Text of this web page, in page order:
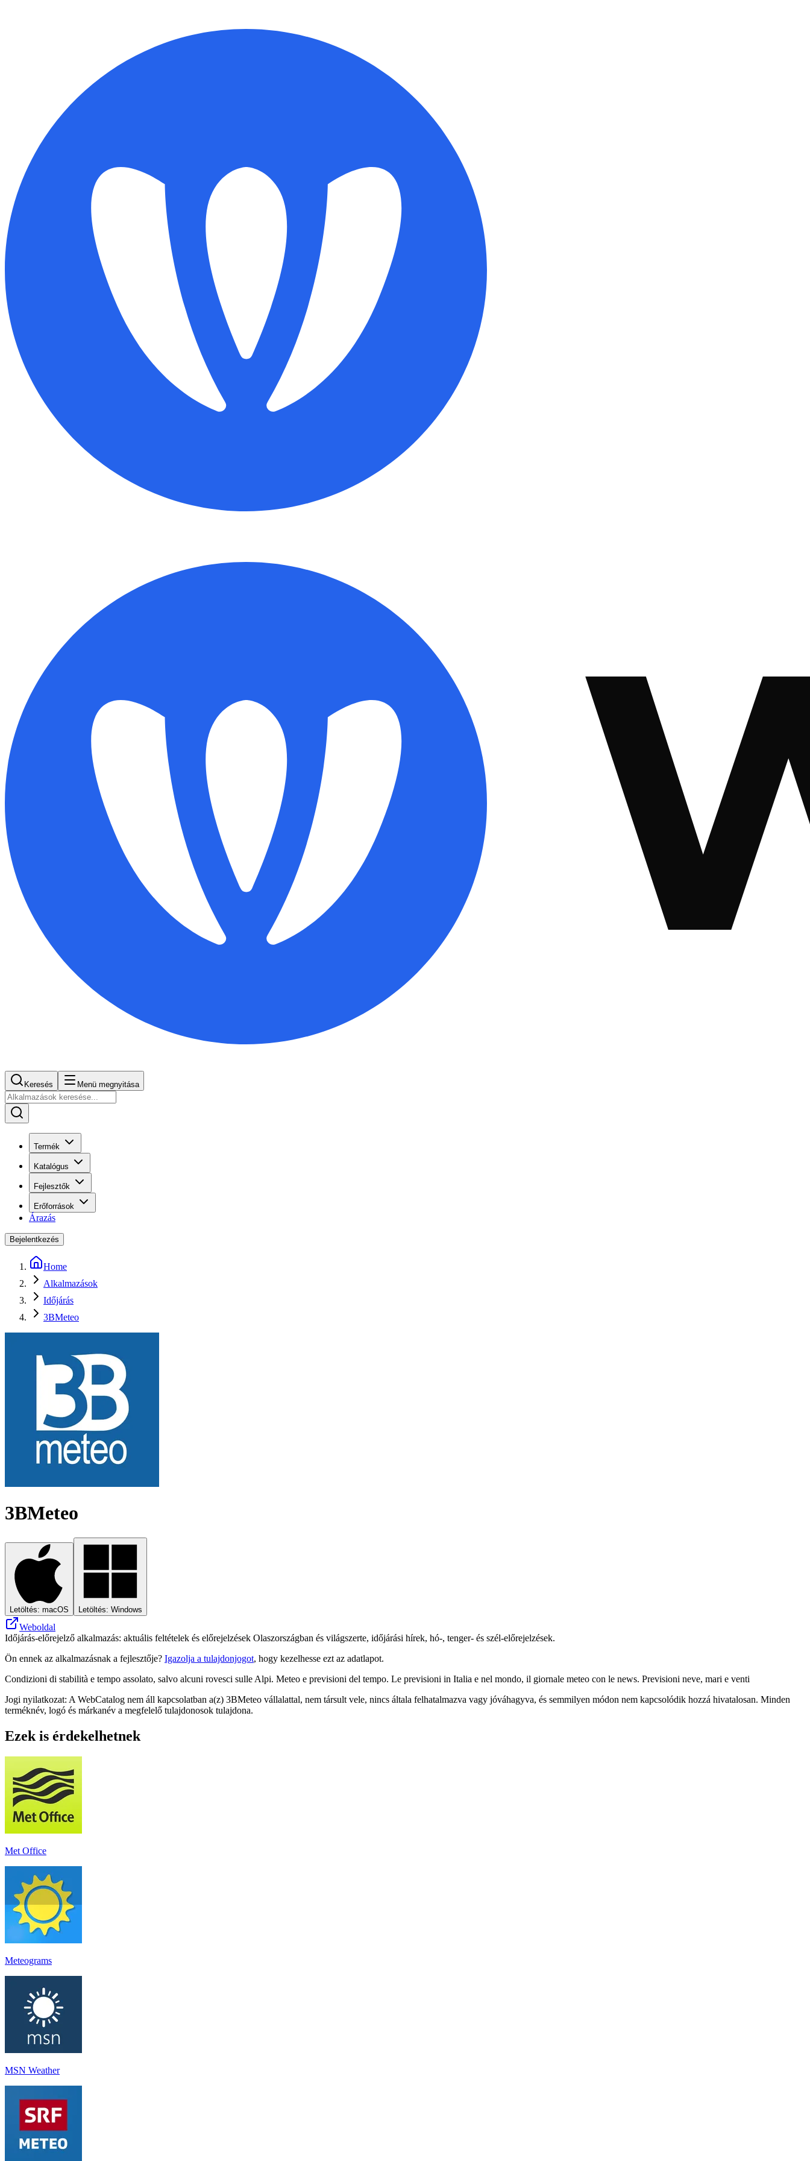
Keresés Menü megnyitása
Termék
Katalógus
Fejlesztők
Erőforrások
Árazás
Bejelentkezés
Home
Alkalmazások
Időjárás
3BMeteo
3BMeteo
Letöltés: macOS Letöltés: Windows
Weboldal
Időjárás-előrejelző alkalmazás: aktuális feltételek és előrejelzések Olaszországban és világszerte, időjárási hírek, hó-, tenger- és szél-előrejelzések.
Ön ennek az alkalmazásnak a fejlesztője? Igazolja a tulajdonjogot, hogy kezelhesse ezt az adatlapot.
Condizioni di stabilità e tempo assolato, salvo alcuni rovesci sulle Alpi. Meteo e previsioni del tempo. Le previsioni in Italia e nel mondo, il giornale meteo con le news. Previsioni neve, mari e venti
Jogi nyilatkozat: A WebCatalog nem áll kapcsolatban a(z) 3BMeteo vállalattal, nem társult vele, nincs általa felhatalmazva vagy jóváhagyva, és semmilyen módon nem kapcsolódik hozzá hivatalosan. Minden
terméknév, logó és márkanév a megfelelő tulajdonosok tulajdona.
Ezek is érdekelhetnek
Met Office
Meteograms
MSN Weather